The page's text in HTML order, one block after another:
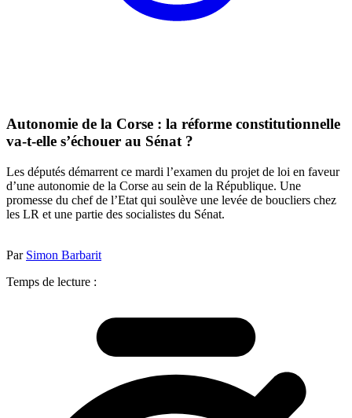
Autonomie de la Corse : la réforme constitutionnelle
va-t-elle s’échouer au Sénat ?
Les députés démarrent ce mardi l’examen du projet de loi en faveur
d’une autonomie de la Corse au sein de la République. Une
promesse du chef de l’Etat qui soulève une levée de boucliers chez
les LR et une partie des socialistes du Sénat.
Par Simon Barbarit
Temps de lecture :